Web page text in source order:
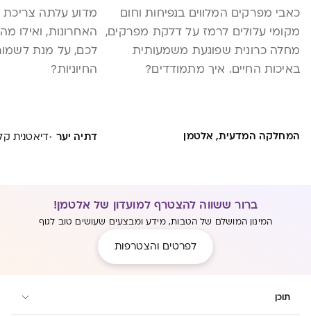
כאבי מפרקים המלווים בנפיחות וחום
מקומי עלולים לרמז על דלקת מפרקים,
מחלה כרונית שפוגעת משמעותית
באיכות החיים. איך מתמודדים?
המחלקה המדעית, אלטמן
מדוע עלתה צריכת
האחרונות, ואילו
לכם, על מנת
החיוניות?
דתיה יער ·דיאטנית
ברור ששווה להצטרף למועדון של אלטמן!
המינון המושלם של הטבות, מידע ומבצעים שעושים טוב לגוף
לפרטים והצטרפות
תוכן